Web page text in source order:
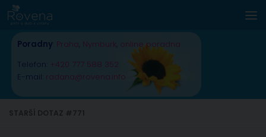
Skip to content
Poradny Praha Nymburk online poradna
Telefon: +420 777 588 352
E-mail: radana@rovena.info